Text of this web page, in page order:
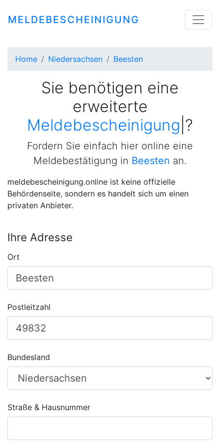
MELDEBESCHEINIGUNG
Home Niedersachsen Beesten
Sie benötigen eine
erweiterte
Meldebescheinigung ?
Fordern Sie einfach hier online eine
Meldebestätigung in Beesten an.
meldebescheinigung.online ist keine offizielle
Behördenseite, sondern es handelt sich um einen
privaten Anbieter.
Ihre Adresse
Ort
Postleitzahl
Bundesland
Straße & Hausnummer